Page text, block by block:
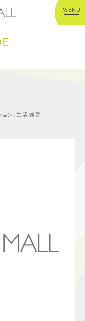
MENU
ョン、生活雑貨